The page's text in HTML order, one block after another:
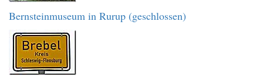
Bernsteinmuseum in Rurup (geschlossen)